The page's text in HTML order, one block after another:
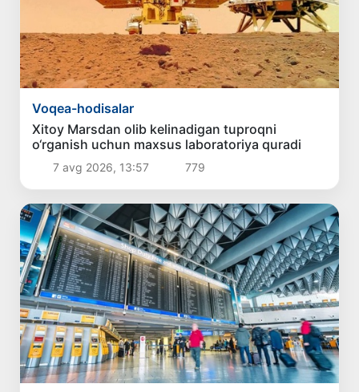
Voqea-hodisalar
Xitoy Marsdan olib kelinadigan tuproqni
o‘rganish uchun maxsus laboratoriya quradi
7 avg 2026, 13:57 779